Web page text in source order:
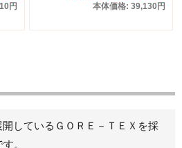
円 本体価格: 39,130円
しているＧＯＲＥ－ＴＥＸを採
。